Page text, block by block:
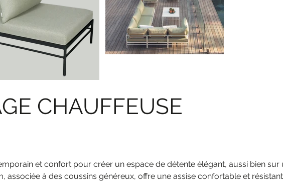
CHAUFFEUSE
et confort pour créer un espace de détente élégant, aussi bien
associée à des coussins généreux, offre une assise confortable et